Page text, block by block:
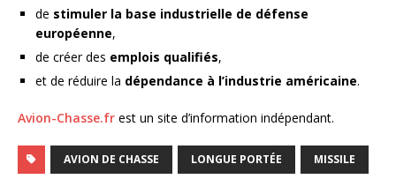
de stimuler la base industrielle de défense
européenne,
de créer des emplois qualifiés,
et de réduire la dépendance à l’industrie américaine.
Avion-Chasse.fr est un site d’information indépendant.
AVION DE CHASSE LONGUE PORTÉE MISSILE